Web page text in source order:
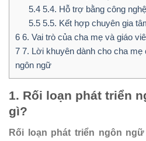
5.45.4. Hỗ trợ bằng công
5.55.5. Kết hợp chuyên gia
6 6. Vai trò của cha mẹ và giáo
7 7. Lời khuyên dành cho cha mẹ
ngôn ngữ
1. Rối loạn phát triển
gì?
Rối loạn phát triển ngôn ngữ